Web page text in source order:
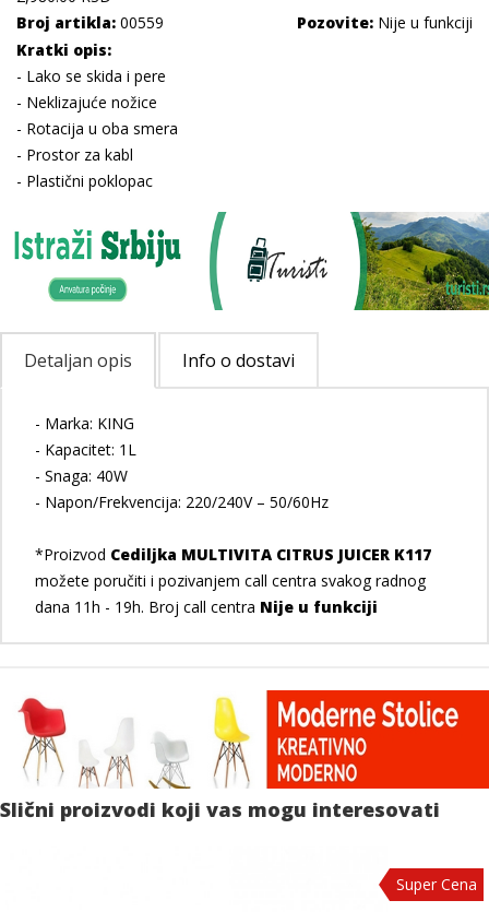
Broj artikla: 00559 Pozovite: Nije u funkciji
Kratki opis:
- Lako se skida i pere
- Neklizajuće nožice
- Rotacija u oba smera
- Prostor za kabl
- Plastični poklopac
Detaljan opis Info o dostavi
- Marka: KING
- Kapacitet: 1L
- Snaga: 40W
- Napon/Frekvencija: 220/240V – 50/60Hz
*Proizvod Cediljka MULTIVITA CITRUS JUICER K117
možete poručiti i pozivanjem call centra svakog radnog
dana 11h - 19h. Broj call centra Nije u funkciji
Slični proizvodi koji vas mogu interesovati
Super Cena